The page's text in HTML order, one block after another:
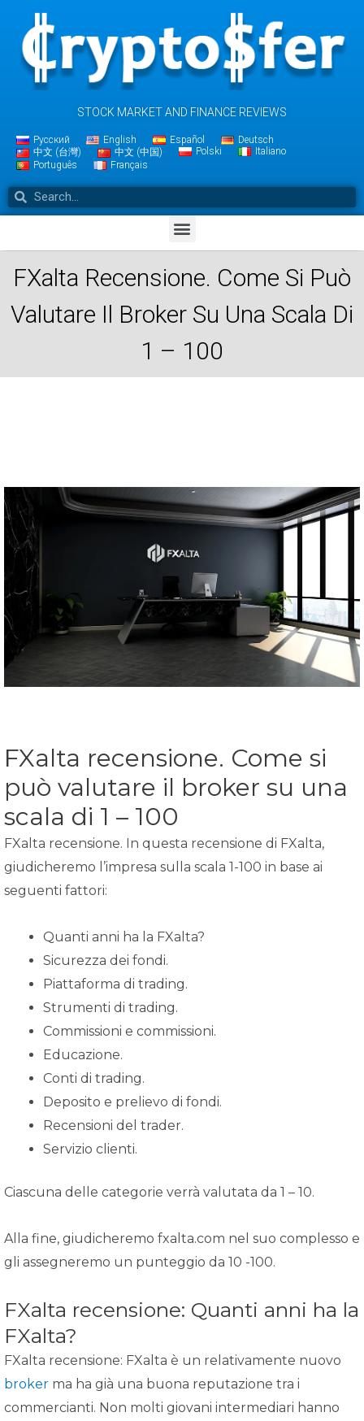
STOCK MARKET AND FINANCE REVIEWS
Русский English Español
Deutsch
中文 (台灣)
中文 (中国) Polski
Italiano
Português
Français
FXalta Recensione. Come Si Può
Valutare Il Broker Su Una Scala Di
1 – 100
FXalta recensione. Come si
può valutare il broker su una
scala di 1 – 100
FXalta recensione. In questa recensione di FXalta,
giudicheremo l’impresa sulla scala 1-100 in base ai
seguenti fattori:
Quanti anni ha la FXalta?
Sicurezza dei fondi.
Piattaforma di trading.
Strumenti di trading.
Commissioni e commissioni.
Educazione.
Conti di trading.
Deposito e prelievo di fondi.
Recensioni del trader.
Servizio clienti.
Ciascuna delle categorie verrà valutata da 1 – 10.
Alla fine, giudicheremo fxalta.com nel suo complesso e
gli assegneremo un punteggio da 10 -100.
FXalta recensione: Quanti anni ha la
FXalta?
FXalta recensione: FXalta è un relativamente nuovo
broker ma ha già una buona reputazione tra i
commercianti. Non molti giovani intermediari hanno